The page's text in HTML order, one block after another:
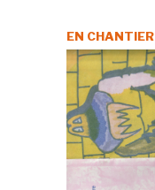
EN CHANTIER